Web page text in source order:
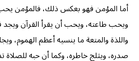
أما المؤمن فهو بعكس ذلك، فالمؤمن يحب
ويحب طاعته، ويحب أن يقرأ القرآن ويجد
واللذة والمتعة ما ينسيه أعظم الهموم،
صدره، ويثلج خاطره، وكما أن حبه للصلاة